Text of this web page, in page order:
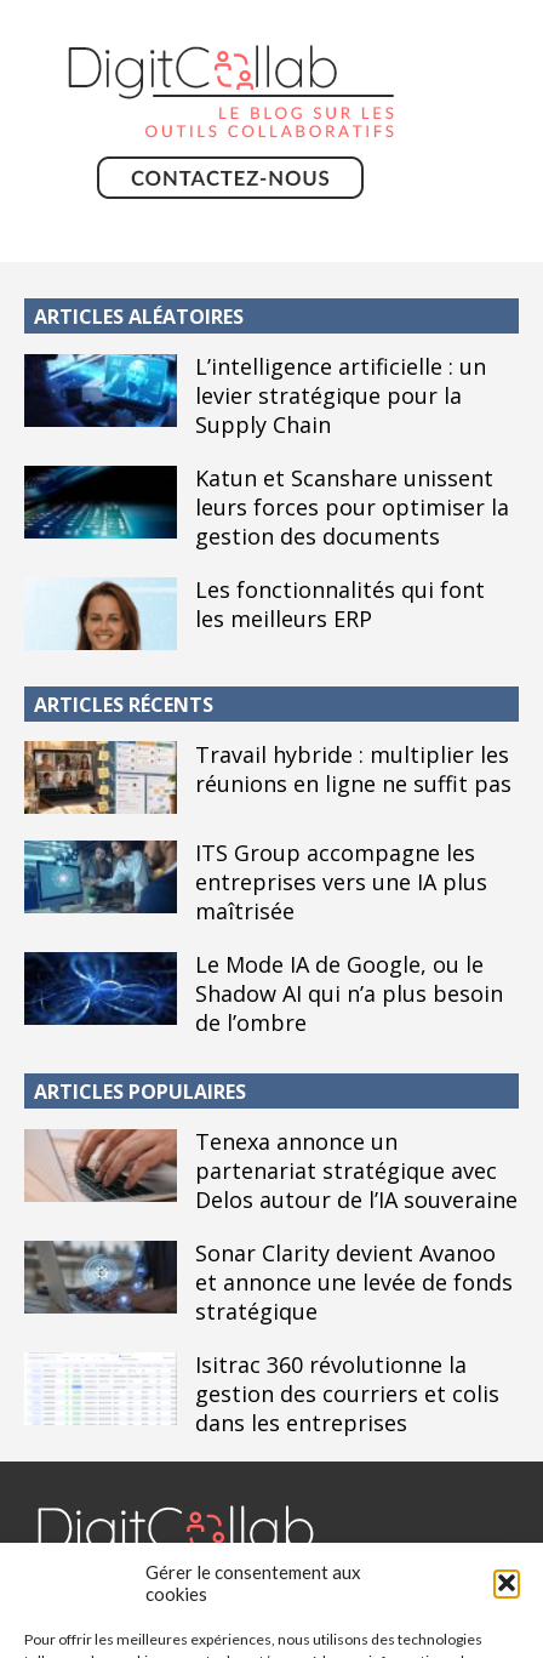
Gérer le consentement aux
cookies
Pour offrir les meilleures expériences, nous utilisons des technologies
ARTICLES ALÉATOIRES
L’intelligence artificielle : un
levier stratégique pour la
Supply Chain
Katun et Scanshare unissent
leurs forces pour optimiser la
gestion des documents
Les fonctionnalités qui font
les meilleurs ERP
ARTICLES RÉCENTS
Travail hybride : multiplier les
réunions en ligne ne suffit pas
ITS Group accompagne les
entreprises vers une IA plus
maîtrisée
Le Mode IA de Google, ou le
Shadow AI qui n’a plus besoin
de l’ombre
ARTICLES POPULAIRES
Tenexa annonce un
partenariat stratégique avec
Delos autour de l’IA souveraine
Sonar Clarity devient Avanoo
et annonce une levée de fonds
stratégique
Isitrac 360 révolutionne la
gestion des courriers et colis
dans les entreprises
Digit Collab est un média dédié aux outils collaboratifs, retrouvez
des études, des évènements, des livres blancs et les nominations